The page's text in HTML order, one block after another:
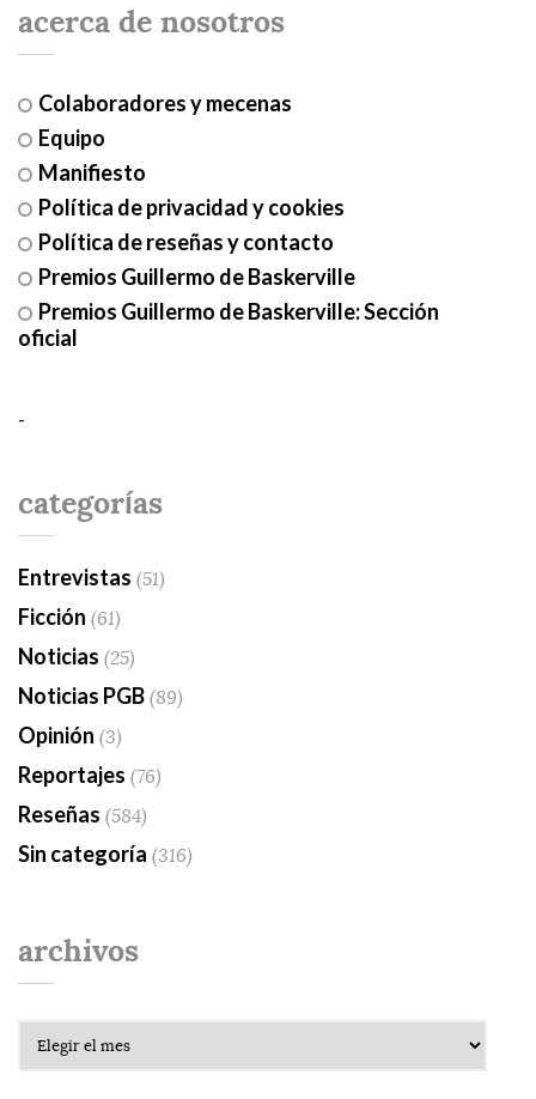
acerca de nosotros
Colaboradores y mecenas
Equipo
Manifiesto
Política de privacidad y cookies
Política de reseñas y contacto
Premios Guillermo de Baskerville
Premios Guillermo de Baskerville: Sección
oficial
-
categorías
Entrevistas (51)
Ficción (61)
Noticias (25)
Noticias PGB(89)
Opinión (3)
Reportajes (76)
Reseñas (584)
Sin categoría (316)
archivos